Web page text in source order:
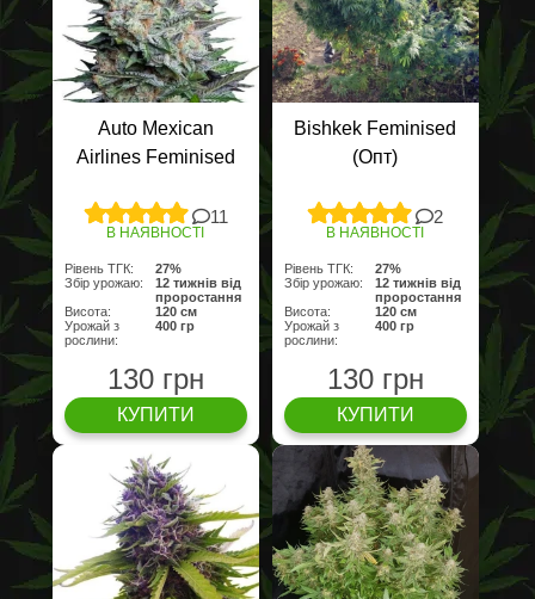
Auto Mexican
Airlines Feminised
11
В НАЯВНОСТІ
Рівень ТГК:
27%
Збір урожаю:
12 тижнів від
проростання
Висота:
120 см
Урожай з
рослини:
400 гр
130 грн
КУПИТИ
Bishkek Feminised
(Опт)
2
В НАЯВНОСТІ
Рівень ТГК:
27%
Збір урожаю:
12 тижнів від
проростання
Висота:
120 см
Урожай з
рослини:
400 гр
130 грн
КУПИТИ